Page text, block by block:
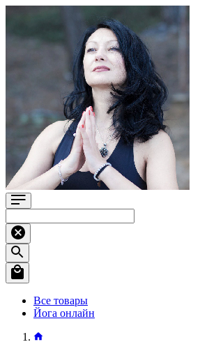
Все товары
Йога онлайн